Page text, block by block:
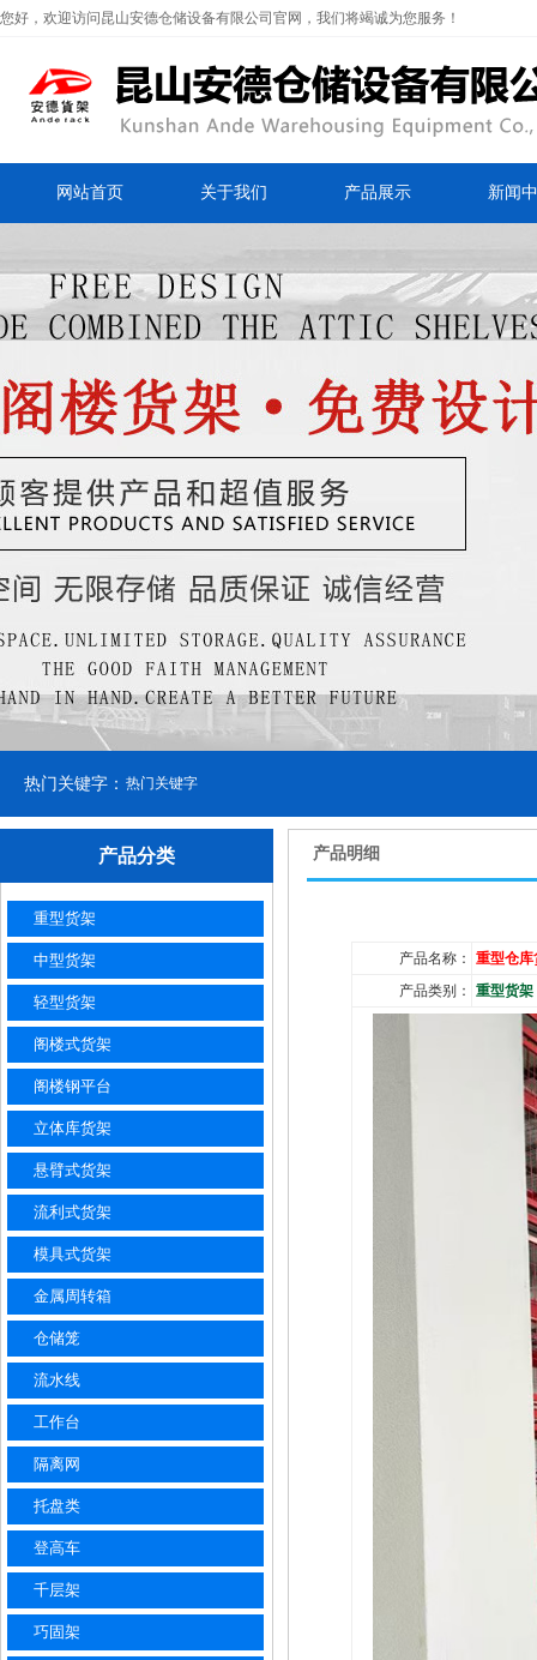
您好，欢迎访问昆山安德仓储设备有限公司官网，我们将竭诚为您服务！
网站首页 关于我们 产品展示 新闻
热门关键字： 热门关键字
产品分类
重型货架
中型货架
轻型货架
阁楼式货架
阁楼钢平台
立体库货架
悬臂式货架
流利式货架
模具式货架
金属周转箱
仓储笼
流水线
工作台
隔离网
托盘类
登高车
千层架
巧固架
产品明细
产品名称：
重型仓库
产品类别：
重型货架